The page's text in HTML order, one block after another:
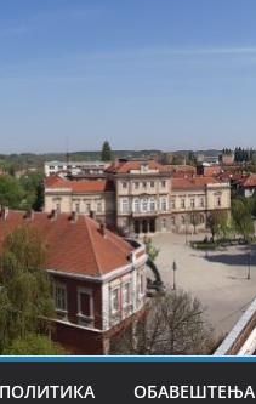
ПОЛИТИКА ОБАВЕШТЕЊА